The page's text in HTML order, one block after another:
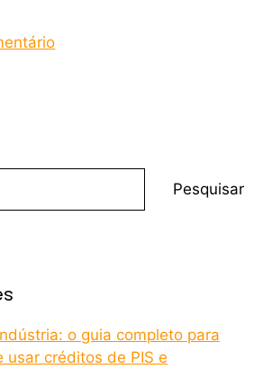
Pesquisar
o guia completo para
usar créditos de PIS e